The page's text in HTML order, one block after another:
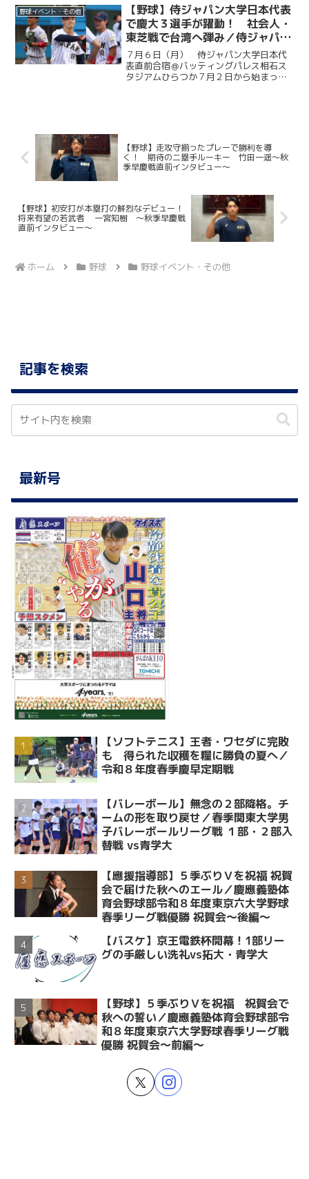
に２度追い付く粘りを見せると、１点ビ...
野球イベント・その他
【野球】侍ジャパン大学日本代表
で慶大３選手が躍動！ 社会人・
東芝戦で台湾へ弾み／侍ジャパン
大学日本代表直前合宿５日目
７月６日（月） 侍ジャパン大学日本代
表直前合宿＠バッティングパレス相石ス
タジアムひらつか７月２日から始まった
【野球】走攻守揃ったプレーで勝利を導
く！ 期待の二塁手ルーキー 竹田一遥～秋
季早慶戦直前インタビュー～
【野球】初安打が本塁打の鮮烈なデビュー！
将来有望の若武者 一宮知樹 ～秋季早慶戦
直前インタビュー～
ホーム 野球 野球イベント・その他
記事を検索
最新号
【ソフトテニス】王者・ワセダに完敗
も 得られた収穫を糧に勝負の夏へ／
令和８年度春季慶早定期戦
【バレーボール】無念の２部降格。チ
ームの形を取り戻せ／春季関東大学男
子バレーボールリーグ戦 １部・２部入
替戦 vs青学大
【應援指導部】５季ぶりＶを祝福 祝賀
会で届けた秋へのエール／慶應義塾体
育会野球部令和８年度東京六大学野球
春季リーグ戦優勝 祝賀会～後編～
【バスケ】京王電鉄杯開幕！1部リー
グの手厳しい洗礼vs拓大・青学大
【野球】５季ぶりＶを祝福 祝賀会で
秋への誓い／慶應義塾体育会野球部令
和８年度東京六大学野球春季リーグ戦
優勝 祝賀会～前編～